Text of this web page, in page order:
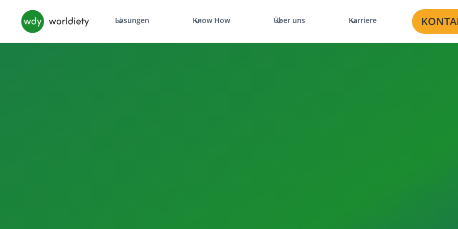
Lösungen Know How Über uns Karriere